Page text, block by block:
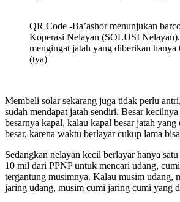
QR Code -Ba’ashor menunjukan
Koperasi Nelayan (SOLUSI
mengingat jatah yang diberikan
(tya)
Membeli solar sekarang juga tidak perlu
sudah mendapat jatah sendiri. Besar
besarnya kapal, kalau kapal besar jatah
besar, karena waktu berlayar cukup lama
Sedangkan nelayan kecil berlayar hanya
10 mil dari PPNP untuk mencari udang,
tergantung musimnya. Kalau musim udang,
jaring udang, musim cumi jaring cumi yang